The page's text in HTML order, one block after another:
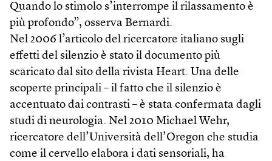
Quando lo stimolo s’interrompe il rilassamento è
più profondo”, osserva Bernardi.
Nel 2006 l’articolo del ricercatore italiano sugli
effetti del silenzio è stato il documento più
scaricato dal sito della rivista Heart. Una delle
scoperte principali – il fatto che il silenzio è
accentuato dai contrasti – è stata confermata dagli
studi di neurologia. Nel 2010 Michael Wehr,
ricercatore dell’Università dell’Oregon che studia
come il cervello elabora i dati sensoriali, ha